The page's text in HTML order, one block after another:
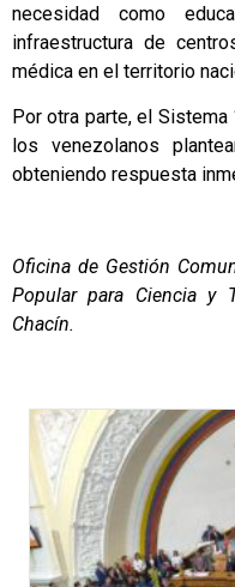
necesidad como
infraestructura de
médica en el territorio
Por otra parte, el
los venezolanos
obteniendo respuesta
Oficina de Gestión
Popular para Ciencia y
Chacín.